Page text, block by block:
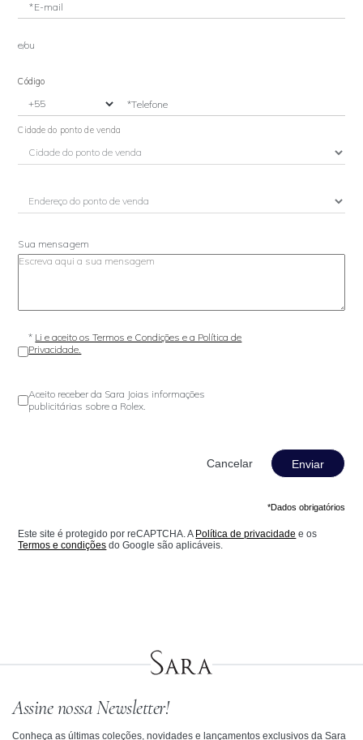
*E-mail
e/ou
Código
*Telefone
Cidade do ponto de venda
Sua mensagem
* Li e aceito os Termos e Condições e a Política de
Privacidade.
Aceito receber da Sara Joias informações
publicitárias sobre a Rolex.
Enviar
*Dados obrigatórios
Este site é protegido por reCAPTCHA. A Política de privacidade e os
Termos e condições do Google são aplicáveis.
Assine nossa Newsletter!
Conheça as últimas coleções, novidades e lançamentos exclusivos da Sara